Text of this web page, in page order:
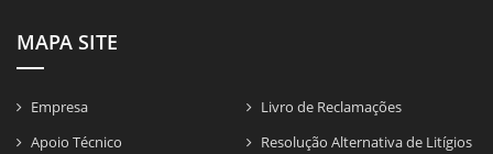
MAPA SITE
Empresa
Apoio Técnico
Livro de Reclamações
Resolução Alternativa de Litígios